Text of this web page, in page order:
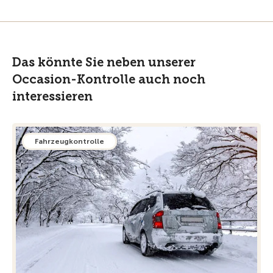
Das könnte Sie neben unserer
Occasion-Kontrolle auch noch
interessieren
Fahrzeugkontrolle